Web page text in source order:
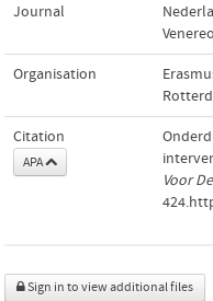
Journal
Organisation
Citation
APA
Voor
Sign in to view additional files